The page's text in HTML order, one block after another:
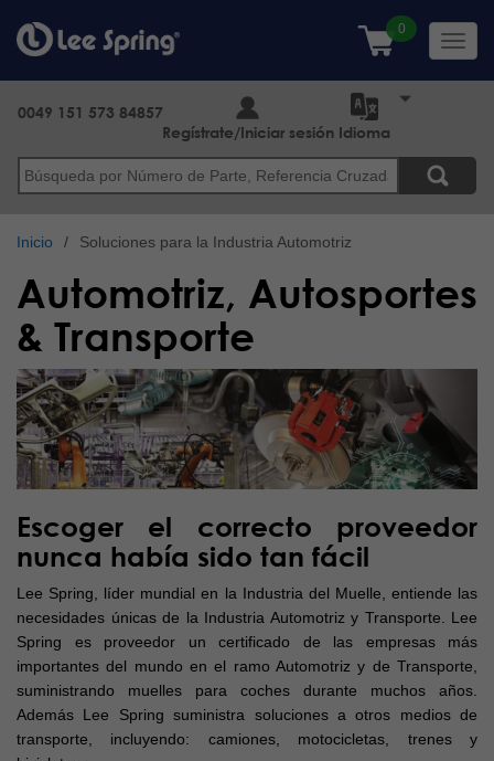
contenido
principal
Buscar
0049 151 573 84857
Regístrate/Iniciar sesiónIdioma
Inicio Soluciones para la Industria Automotriz
Automotriz, Autosportes
& Transporte
Escoger el correcto proveedor
nunca había sido tan fácil
Lee Spring, líder mundial en la Industria del Muelle, entiende las
necesidades únicas de la Industria Automotriz y Transporte. Lee
Spring es proveedor un certificado de las empresas más
importantes del mundo en el ramo Automotriz y de Transporte,
suministrando muelles para coches durante muchos años.
Además Lee Spring suministra soluciones a otros medios de
transporte, incluyendo: camiones, motocicletas, trenes y